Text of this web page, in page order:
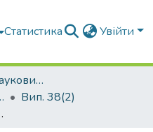
Статистика Увійти
Вибрані статті з наукових збірників КНУБА
Вип. 38(2)
вуглепромисловій зоні Донбасу